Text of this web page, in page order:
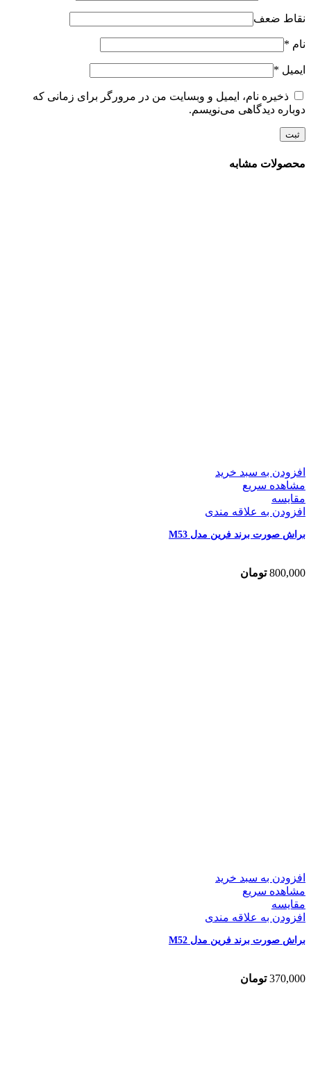
نقاط ضعف
نام *
ایمیل *
ذخیره نام، ایمیل و وبسایت من در مرورگر برای زمانی که
دوباره دیدگاهی می‌نویسم.
محصولات مشابه
افزودن به سبد خرید
مشاهده سریع
مقایسه
افزودن به علاقه مندی
براش صورت برند فرین مدل M53
800,000 تومان
افزودن به سبد خرید
مشاهده سریع
مقایسه
افزودن به علاقه مندی
براش صورت برند فرین مدل M52
370,000 تومان